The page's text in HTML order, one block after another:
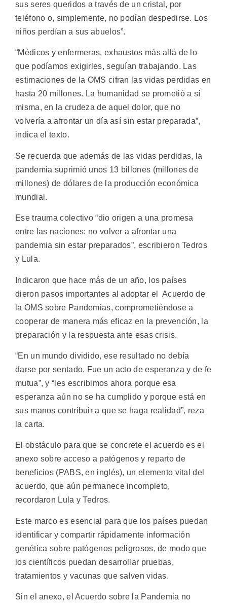
sus seres queridos a través de un cristal, por
teléfono o, simplemente, no podían despedirse. Los
niños perdían a sus abuelos”.
“Médicos y enfermeras, exhaustos más allá de lo
que podíamos exigirles, seguían trabajando. Las
estimaciones de la OMS cifran las vidas perdidas en
hasta 20 millones. La humanidad se prometió a sí
misma, en la crudeza de aquel dolor, que no
volvería a afrontar un día así sin estar preparada”,
indica el texto.
Se recuerda que además de las vidas perdidas, la
pandemia suprimió unos 13 billones (millones de
millones) de dólares de la producción económica
mundial.
Ese trauma colectivo “dio origen a una promesa
entre las naciones: no volver a afrontar una
pandemia sin estar preparados”, escribieron Tedros
y Lula.
Indicaron que hace más de un año, los países
dieron pasos importantes al adoptar el Acuerdo de
la OMS sobre Pandemias, comprometiéndose a
cooperar de manera más eficaz en la prevención, la
preparación y la respuesta ante esas crisis.
“En un mundo dividido, ese resultado no debía
darse por sentado. Fue un acto de esperanza y de fe
mutua”, y “les escribimos ahora porque esa
esperanza aún no se ha cumplido y porque está en
sus manos contribuir a que se haga realidad”, reza
la carta.
El obstáculo para que se concrete el acuerdo es el
anexo sobre acceso a patógenos y reparto de
beneficios (PABS, en inglés), un elemento vital del
acuerdo, que aún permanece incompleto,
recordaron Lula y Tedros.
Este marco es esencial para que los países puedan
identificar y compartir rápidamente información
genética sobre patógenos peligrosos, de modo que
los científicos puedan desarrollar pruebas,
tratamientos y vacunas que salven vidas.
Sin el anexo, el Acuerdo sobre la Pandemia no